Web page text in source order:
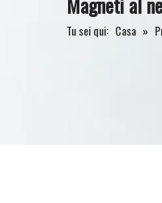
Tu sei qui: Casa »